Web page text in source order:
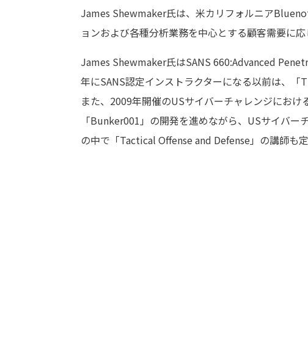
James Shewmaker氏は、米カリフォルニア
ョンおよび各種分析業務を中心とする顧客需要に
James Shewmaker氏はSANS 660:Advanced
年にSANS認定インストラクターになる以前は、
また、2009年開催のUSサイバーチャレンジにお
「Bunker001」の開発を進めながら、USサイバ
の中で「Tactical Offense and Defense」の講師も